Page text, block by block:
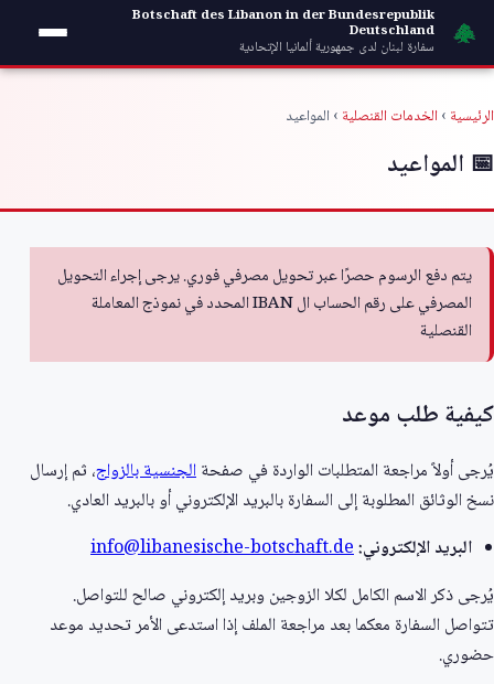
تخطي إلى المحتوىBotschaft des Libanon in der Bundesrepublik
Deutschland
سفارة لبنان لدى جمهورية ألمانيا الإتحادية
الرئيسية ›الخدمات القنصلية › المواعيد
📅 المواعيد
يتم دفع الرسوم حصرًا عبر تحويل مصرفي فوري. يرجى إجراء التحويل
المصرفي على رقم الحساب ال IBAN المحدد في نموذج المعاملة
القنصلية
كيفية طلب موعد
يُرجى أولاً مراجعة المتطلبات الواردة في صفحةالجنسية بالزواج، ثم إرسال
نسخ الوثائق المطلوبة إلى السفارة بالبريد الإلكتروني أو بالبريد العادي.
البريد الإلكتروني:info@libanesische-botschaft.de
يُرجى ذكر الاسم الكامل لكلا الزوجين وبريد إلكتروني صالح للتواصل.
تتواصل السفارة معكما بعد مراجعة الملف إذا استدعى الأمر تحديد موعد
حضوري.